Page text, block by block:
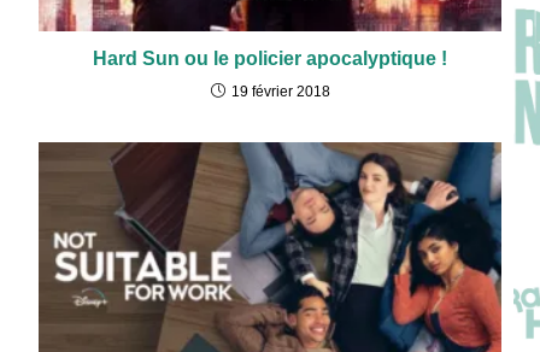
Hard Sun ou le policier apocalyptique !
19 février 2018